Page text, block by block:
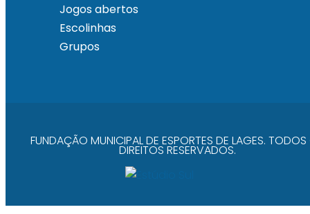
Jogos abertos
Escolinhas
Grupos
FUNDAÇÃO MUNICIPAL DE ESPORTES DE LAGES.
DIREITOS RESERVADOS.